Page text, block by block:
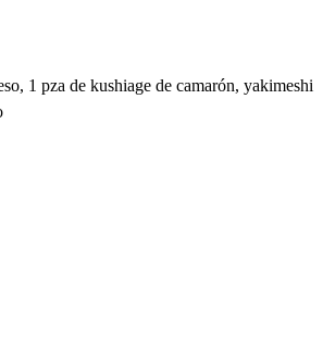
1 pza de kushiage de camarón, yakimeshi